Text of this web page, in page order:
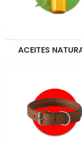
ACEITES